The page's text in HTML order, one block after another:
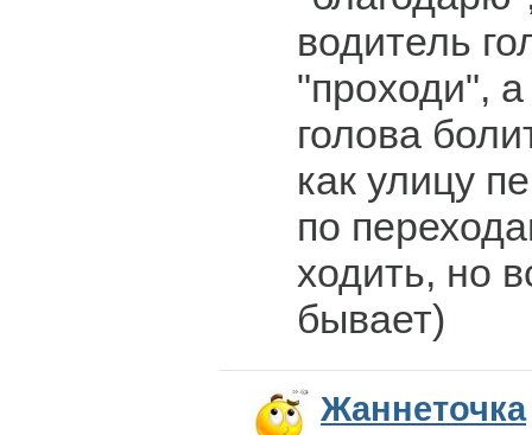
водитель
"проходи",
голова
как улицу
по
ходить, но
бывает)
Жаннеточка